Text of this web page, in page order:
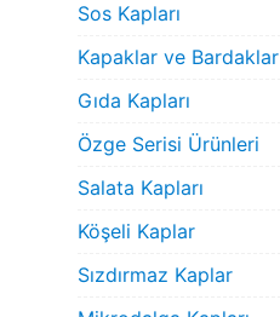
Sos Kapları
Kapaklar ve Bardaklar
Gıda Kapları
Özge Serisi Ürünleri
Salata Kapları
Köşeli Kaplar
Sızdırmaz Kaplar